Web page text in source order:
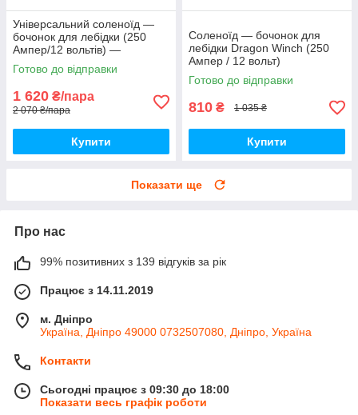
Універсальний соленоїд —
бочонок для лебідки (250
Ампер/12 вольтів) —
комплект 2 штуки
Готово до відправки
1 620 ₴/пара
2 070 ₴/пара
Купити
Соленоїд — бочонок для
лебідки Dragon Winch (250
Ампер / 12 вольт)
Готово до відправки
810 ₴ 1 035 ₴
Купити
Показати ще
Про нас
99% позитивних з 139 відгуків за рік
Працює з 14.11.2019
м. Дніпро
Україна, Дніпро 49000 0732507080, Дніпро, Україна
Контакти
Сьогодні працює з 09:30 до 18:00
Показати весь графік роботи